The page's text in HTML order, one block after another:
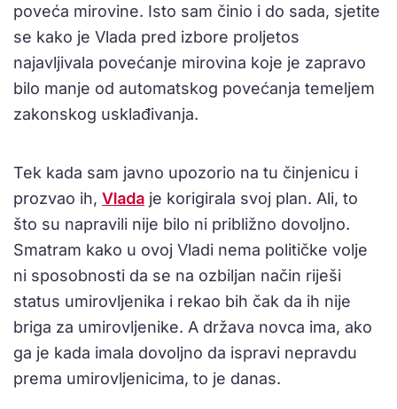
poveća mirovine. Isto sam činio i do sada, sjetite
se kako je Vlada pred izbore proljetos
najavljivala povećanje mirovina koje je zapravo
bilo manje od automatskog povećanja temeljem
zakonskog usklađivanja.
Tek kada sam javno upozorio na tu činjenicu i
prozvao ih, Vlada je korigirala svoj plan. Ali, to
što su napravili nije bilo ni približno dovoljno.
Smatram kako u ovoj Vladi nema političke volje
ni sposobnosti da se na ozbiljan način riješi
status umirovljenika i rekao bih čak da ih nije
briga za umirovljenike. A država novca ima, ako
ga je kada imala dovoljno da ispravi nepravdu
prema umirovljenicima, to je danas.